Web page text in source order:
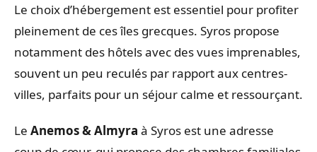
Le choix d’hébergement est essentiel pour profiter
pleinement de ces îles grecques. Syros propose
notamment des hôtels avec des vues imprenables,
souvent un peu reculés par rapport aux centres-
villes, parfaits pour un séjour calme et ressourçant.
Le Anemos & Almyra à Syros est une adresse